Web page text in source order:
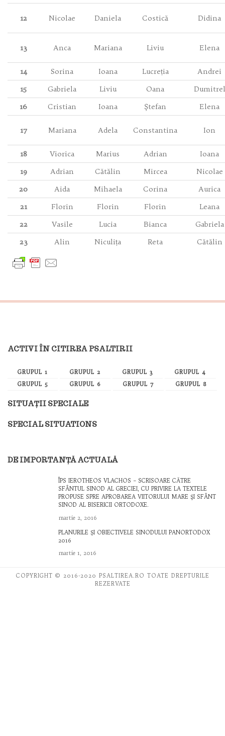
12 Nicolae Daniela Costică Didina
13 Anca Mariana Liviu Elena
14 Sorina Ioana Lucreția
Andrei
15
Gabriela Liviu Oana
Dumitrel
16
Cristian Ioana Ștefan Elena
17 Mariana Adela Constantina Ion
18 Viorica Marius Adrian
Ioana
19
Adrian Cătălin Mircea
Nicolae
20
Aida Mihaela Corina
Aurica
21
Florin Florin Florin
Leana
22
Vasile Lucia Bianca
Gabriela
23
Alin Niculița Reta Cătălin
ACTIVI ÎN CITIREA PSALTIRII
GRUPUL 1 GRUPUL 2 GRUPUL 3
GRUPUL 4
GRUPUL 5
GRUPUL 6 GRUPUL 7 GRUPUL 8
SITUAȚII SPECIALE
SPECIAL SITUATIONS
DE IMPORTANȚĂ ACTUALĂ
ÎPS IEROTHEOS VLACHOS – SCRISOARE CĂTRE
SFÂNTUL SINOD AL GRECIEI, CU PRIVIRE LA TEXTELE
PROPUSE SPRE APROBAREA VIITORULUI MARE ŞI SFÂNT
SINOD AL BISERICII ORTODOXE.
martie 2, 2016
PLANURILE ȘI OBIECTIVELE SINODULUI PANORTODOX
2016
martie 1, 2016
COPYRIGHT © 2016-2020 PSALTIREA.RO TOATE DREPTURILE
REZERVATE